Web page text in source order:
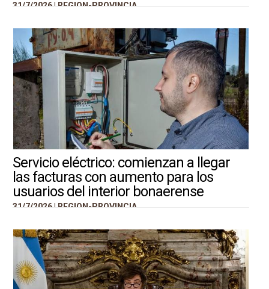
31/7/2026 | REGION-PROVINCIA
Servicio eléctrico: comienzan a llegar
las facturas con aumento para los
usuarios del interior bonaerense
31/7/2026 | REGION-PROVINCIA